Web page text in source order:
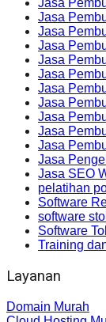
Jasa
Jasa
Jasa
Jasa
Jasa
Jasa
Jasa
Jasa
Jasa
Jasa
Jasa
Jasa
Jasa SEO
pelatihan
Software
software
Software
Training
Layanan
Domain Murah